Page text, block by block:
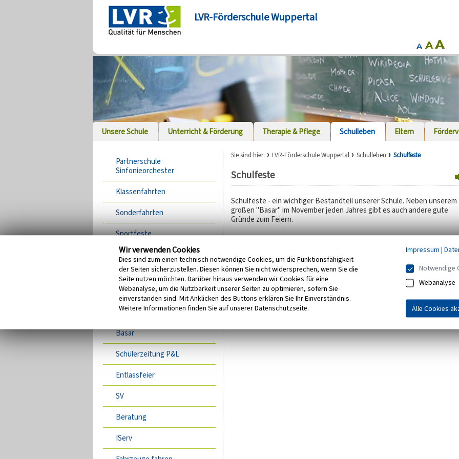
LVR-Förderschule Wuppertal
Unsere Schule Unterricht & Förderung Therapie & Pflege Schulleben Eltern
Partnerschule
Sinfonieorchester
Klassenfahrten
Sonderfahrten
Sportfeste
Projektwochen
Schulfeste
Spielefest der Primarstufe
Karneval in der Grundschule
Basar
Schülerzeitung P&L
Entlassfeier
SV
Beratung
IServ
Sie sind hier: LVR-Förderschule Wuppertal Schulleben Schulfeste
Schulfeste
Schulfeste - ein wichtiger Bestandteil unserer Schule. Neben unserem
großen "Basar" im November jeden Jahres gibt es auch andere gute
Gründe zum Feiern.
Wir verwenden Cookies
Dies sind zum einen technisch notwendige Cookies, um die Funktionsfähigkeit
der Seiten sicherzustellen. Diesen können Sie nicht widersprechen, wenn Sie die
Seite nutzen möchten. Darüber hinaus verwenden wir Cookies für eine
Webanalyse, um die Nutzbarkeit unserer Seiten zu optimieren, sofern Sie
einverstanden sind. Mit Anklicken des Buttons erklären Sie Ihr Einverständnis.
Weitere Informationen finden Sie auf unserer Datenschutzseite.
Impressum |
Notwendige
Webanalyse
Alle Cookies